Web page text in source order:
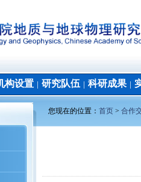
构设置 研究队伍 科研成果│
您现在的位置： 首页 > 合作